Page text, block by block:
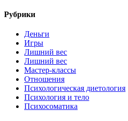
Рубрики
Деньги
Игры
Лишний вес
Лишний вес
Мастер-классы
Отношения
Психологическая диетология
Психология и тело
Психосоматика